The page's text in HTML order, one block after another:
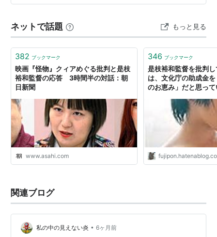
ネットで話題 もっと見る
382 ブックマーク
映画『怪物』クィアめぐる批判と是枝
裕和監督の応答 3時間半の対話：朝
日新聞
www.asahi.com
346 ブックマーク
是枝裕和監督を批判
は、文化庁の助成金
のお恵み」だと思っ
関連ブログ
私の中の見えない炎 • 6ヶ月前